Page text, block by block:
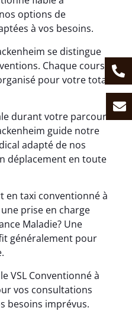
options de
à vos besoins.
se distingue
Chaque course
pour votre totale
durant votre parcours
guide notre
adapté de nos
déplacement en toute
taxi conventionné à
prise en charge
Maladie? Une
généralement pour
VSL Conventionné à
vos consultations
besoins imprévus.